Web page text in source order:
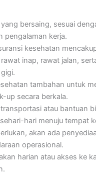
bersaing, sesuai
pengalaman kerja.
kesehatan
inap, rawat jalan,
tambahan untuk
up secara berkala.
atau bantuan
hari menuju tempat
akan ada
operasional.
harian atau akses ke